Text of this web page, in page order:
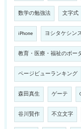
数学の勉強法 文字式
iPhone ヨシタケシン
教育・医療・福祉のボー
ページビューランキング
森田真生 ゲーテ
谷川賢作 不立文字